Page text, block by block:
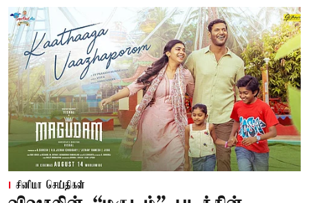
சினிமா செய்திகள்